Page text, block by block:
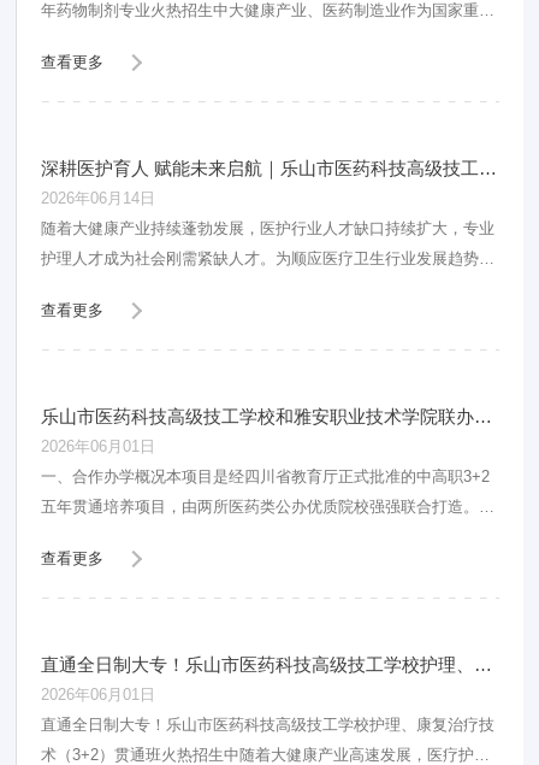
年药物制剂专业火热招生中大健康产业、医药制造业作为国家重点
查看更多
深耕医护育人 赋能未来启航｜乐山市医药科技高级技工学校2026年护理专业火热招生中
2026年06月14日
随着大健康产业持续蓬勃发展，医护行业人才缺口持续扩大，专业
护理人才成为社会刚需紧缺人才。为顺应医疗卫生行业发展趋势，
查看更多
乐山市医药科技高级技工学校和雅安职业技术学院联办药学（3+2）招生简介
2026年06月01日
一、合作办学概况本项目是经四川省教育厅正式批准的中高职3+2
五年贯通培养项目，由两所医药类公办优质院校强强联合打造。主
查看更多
直通全日制大专！乐山市医药科技高级技工学校护理、康复治疗技术（3+2）贯通班火热招生中
2026年06月01日
直通全日制大专！乐山市医药科技高级技工学校护理、康复治疗技
术（3+2）贯通班火热招生中随着大健康产业高速发展，医疗护